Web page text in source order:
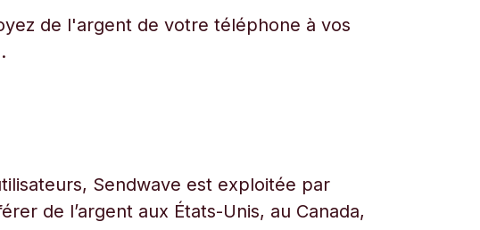
de l'argent de votre téléphone à vos
Sendwave est exploitée par
de l’argent aux États-Unis, au Canada,